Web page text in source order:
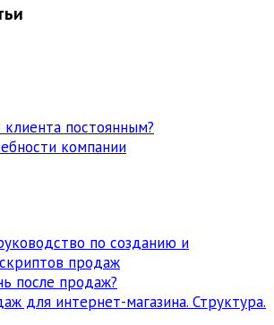
постоянным?
компании
по созданию и
продаж
после продаж?
для интернет-магазина. Структура.